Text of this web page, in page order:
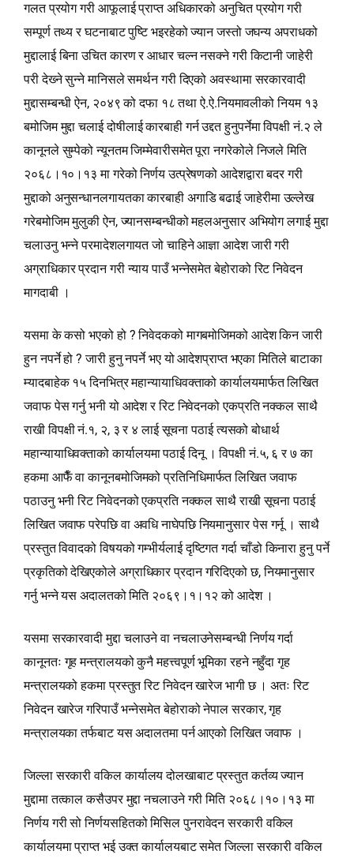
गलत प्रयोग गरी आफूलाई प्राप्‍त अधिकारको अनुचित प्रयोग गरी
सम्पूर्ण तथ्य र घटनाबाट पुष्टि भइरहेको ज्यान जस्तो जघन्य अपराधको
मुद्दालाई बिना उचित कारण र आधार चल्न नसक्ने गरी किटानी जाहेरी
परी देख्‍ने सुन्‍ने मानिसले समर्थन गरी दिएको अवस्थामा सरकारवादी
मुद्दासम्बन्धी ऐन, २०४९ को दफा १८ तथा ऐ.ऐ.नियमावलीको नियम १३
बमोजिम मुद्दा चलाई दोषीलाई कारबाही गर्न उद्दत हुनुपर्नेमा विपक्षी नं.२ ले
कानूनले सुम्पेको न्यूनतम जिम्मेवारीसमेत पूरा नगरेकोले निजले मिति
२०६८।१०।१३ मा गरेको निर्णय उत्प्रेषणको आदेशद्वारा बदर गरी
मुद्दाको अनुसन्धानलगायतका कारबाही अगाडि बढाई जाहेरीमा उल्लेख
गरेबमोजिम मुलुकी ऐन, ज्यानसम्बन्धीको महलअनुसार अभियोग लगाई मुद्दा
चलाउनु भन्‍ने परमादेशलगायत जो चाहिने आज्ञा आदेश जारी गरी
अग्राधिकार प्रदान गरी न्याय पाउँ भन्‍नेसमेत बेहोराको रिट निवेदन
मागदाबी ।
यसमा के कसो भएको हो ? निवेदकको मागबमोजिमको आदेश किन जारी
हुन नपर्ने हो ? जारी हुनु नपर्ने भए यो आदेशप्राप्‍त भएका मितिले बाटाका
म्यादबाहेक १५ दिनभित्र महान्यायाधिवक्ताको कार्यालयमार्फत लिखित
जवाफ पेस गर्नु भनी यो आदेश र रिट निवेदनको एकप्रति नक्‍कल साथै
राखी विपक्षी नं.१, २, ३ र ४ लाई सूचना पठाई त्यसको बोधार्थ
महान्यायाधिवक्ताको कार्यालयमा पठाई दिनू । विपक्षी नं.५, ६ र ७ का
हकमा आफैँ वा कानूनबमोजिमको प्रतिनिधिमार्फत लिखित जवाफ
पठाउनु भनी रिट निवेदनको एकप्रति नक्‍कल साथै राखी सूचना पठाई
लिखित जवाफ परेपछि वा अवधि नाघेपछि नियमानुसार पेस गर्नू । साथै
प्रस्तुत विवादको विषयको गम्भीर्यलाई दृष्टिगत गर्दा चाँडो किनारा हुनु पर्ने
प्रकृतिको देखिएकोले अग्राधिकार प्रदान गरिदिएको छ, नियमानुसार
गर्नु भन्‍ने यस अदालतको मिति २०६९।१।१२ को आदेश ।
यसमा सरकारवादी मुद्दा चलाउने वा नचलाउनेसम्बन्धी निर्णय गर्दा
कानूनतः गृह मन्त्रालयको कुनै महत्त्वपूर्ण भूमिका रहने नहुँदा गृह
मन्त्रालयको हकमा प्रस्तुत रिट निवेदन खारेज भागी छ । अतः रिट
निवेदन खारेज गरिपाउँ भन्‍नेसमेत बेहोराको नेपाल सरकार, गृह
मन्त्रालयका तर्फबाट यस अदालतमा पर्न आएको लिखित जवाफ ।
जिल्ला सरकारी वकिल कार्यालय दोलखाबाट प्रस्तुत कर्तव्य ज्यान
मुद्दामा तत्काल कसैउपर मुद्दा नचलाउने गरी मिति २०६८।१०।१३ मा
निर्णय गरी सो निर्णयसहितको मिसिल पुनरावेदन सरकारी वकिल
कार्यालयमा प्राप्‍त भई उक्त कार्यालयबाट समेत जिल्ला सरकारी वकिल